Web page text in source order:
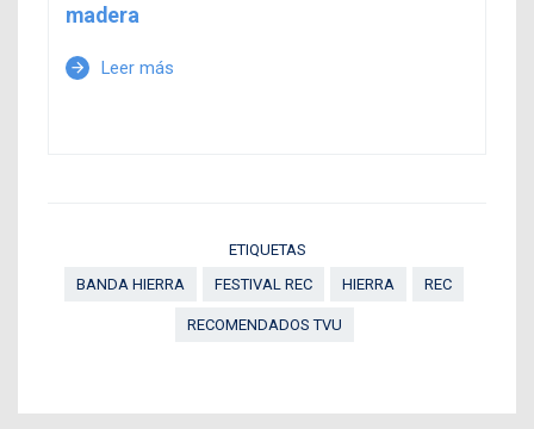
madera
arrow_forward Leer más
ETIQUETAS
BANDA HIERRA
FESTIVAL REC HIERRA REC
RECOMENDADOS TVU